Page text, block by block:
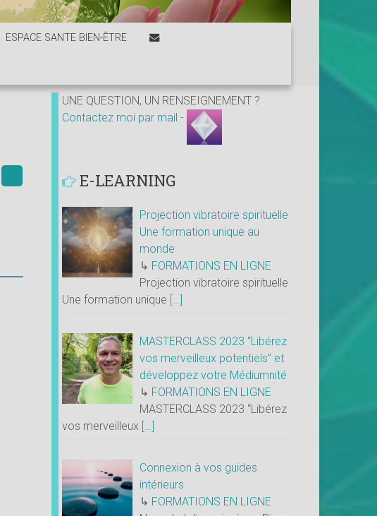
ESPACE SANTE BIEN-ÊTRE
UNE QUESTION, UN RENSEIGNEMENT ?
Contactez moi par mail -
E-LEARNING
Projection vibratoire spirituelle
Une formation unique au
monde
↳ FORMATIONS EN LIGNE
Projection vibratoire spirituelle
Une formation unique […]
MASTERCLASS 2023 “Libérez
vos merveilleux potentiels” et
développez votre Médiumnité
↳ FORMATIONS EN LIGNE
MASTERCLASS 2023 “Libérez
vos merveilleux […]
Connexion à vos guides
intérieurs
↳ FORMATIONS EN LIGNE